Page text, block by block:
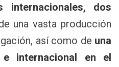
internacionales, dos
una vasta producción
así como de una
internacional en el